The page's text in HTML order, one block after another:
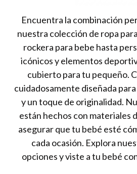
Encuentra la combinación
nuestra colección de ropa
rockera para bebe hasta
icónicos y elementos
cubierto para tu pequeño.
cuidadosamente diseñada
y un toque de originalidad.
están hechos con materiales
asegurar que tu bebé esté
cada ocasión. Explora
opciones y viste a tu bebé